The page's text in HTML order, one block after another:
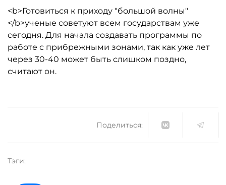
<b>Готовиться к приходу "большой волны"
</b>ученые советуют всем государствам уже
сегодня. Для начала создавать программы по
работе с прибрежными зонами, так как уже лет
через 30-40 может быть слишком поздно,
считают он.
Поделиться:
Тэги: